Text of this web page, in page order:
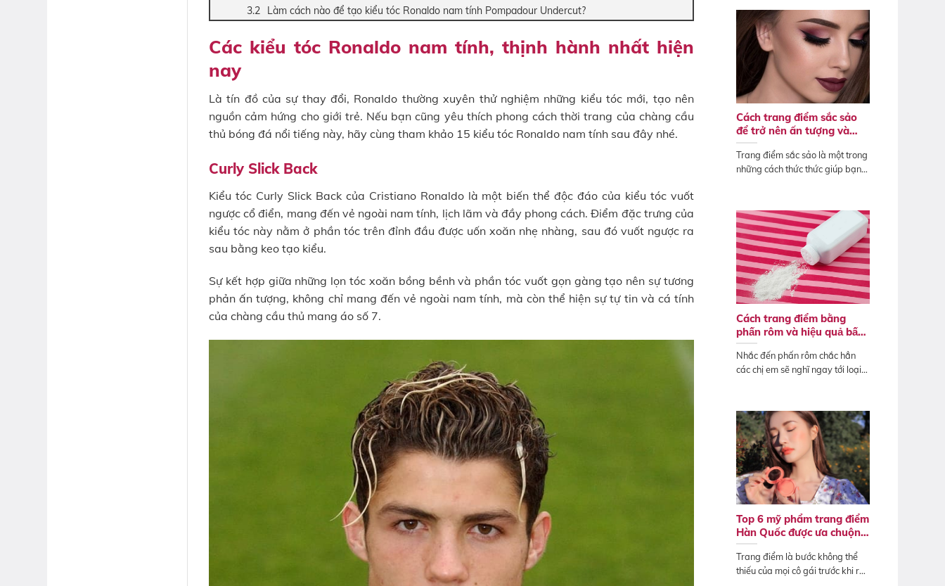
Làm cách nào để tạo kiểu tóc Ronaldo nam tính Pompadour Undercut?
Các kiểu tóc Ronaldo nam tính, thịnh hành nhất hiện
nay
Là tín đồ của sự thay đổi, Ronaldo thường xuyên thử nghiệm những kiểu tóc mới, tạo nên
nguồn cảm hứng cho giới trẻ. Nếu bạn cũng yêu thích phong cách thời trang của chàng cầu
thủ bóng đá nổi tiếng này, hãy cùng tham khảo 15 kiểu tóc Ronaldo nam tính sau đây nhé.
Curly Slick Back
Kiểu tóc Curly Slick Back của Cristiano Ronaldo là một biến thể độc đáo của kiểu tóc vuốt
ngược cổ điển, mang đến vẻ ngoài nam tính, lịch lãm và đầy phong cách. Điểm đặc trưng của
kiểu tóc này nằm ở phần tóc trên đỉnh đầu được uốn xoăn nhẹ nhàng, sau đó vuốt ngược ra
sau bằng keo tạo kiểu.
Sự kết hợp giữa những lọn tóc xoăn bồng bềnh và phần tóc vuốt gọn gàng tạo nên sự tương
phản ấn tượng, không chỉ mang đến vẻ ngoài nam tính, mà còn thể hiện sự tự tin và cá tính
của chàng cầu thủ mang áo số 7.
Cách trang điểm sắc sảo
để trở nên ấn tượng và
quyến rũ Tết 2025
Trang điểm sắc sảo là một trong
những cách thức thức giúp bạn
Cách trang điểm bằng
phấn rôm và hiệu quả bất
ngờ
Nhắc đến phấn rôm chắc hẳn
các chị em sẽ nghĩ ngay tới loại
Top 6 mỹ phẩm trang điểm
Hàn Quốc được ưa chuộng
nhất
Trang điểm là bước không thể
thiếu của mọi cô gái trước khi ra